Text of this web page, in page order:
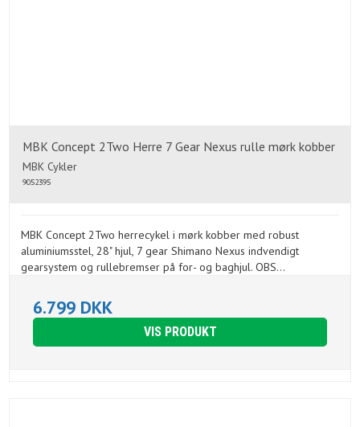
MBK Concept 2Two Herre 7 Gear Nexus rulle mørk kobber
MBK Cykler
9052395
MBK Concept 2Two herrecykel i mørk kobber med robust
aluminiumsstel, 28" hjul, 7 gear Shimano Nexus indvendigt
gearsystem og rullebremser på for- og baghjul. OBS...
6.799 DKK
VIS PRODUKT